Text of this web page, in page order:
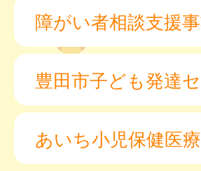
障がい者相談支援
豊田市子ども発達
あいち小児保健医